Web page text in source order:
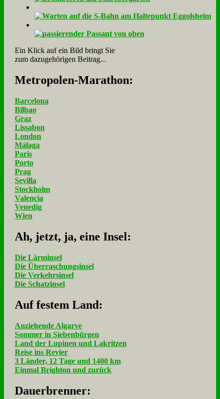
Ein Klick auf ein Bild bringt Sie
zum dazugehörigen Beitrag...
Me­tro­po­len-Ma­ra­thon:
Barcelona
Bilbao
Graz
Lissabon
London
Málaga
Paris
Porto
Prag
Sevilla
Stockholm
Valencia
Venedig
Wien
Ah, jetzt, ja, ei­ne In­sel:
Die Lärminsel
Die Überraschungsinsel
Die Verkehrsinsel
Die Schatzinsel
Auf fe­stem Land:
Anziehende Algarve
Sommer in Siebenbürgen
Land der Lupinen und Lakritzen
Reise ins Revier
3 Länder, 12 Tage und 1400 km
Einmal Brighton und zurück
Dau­er­bren­ner: